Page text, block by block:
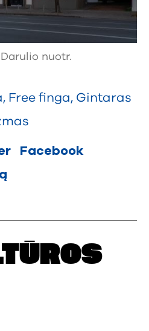
nuotr.
, Free finga, Gintaras
Facebook